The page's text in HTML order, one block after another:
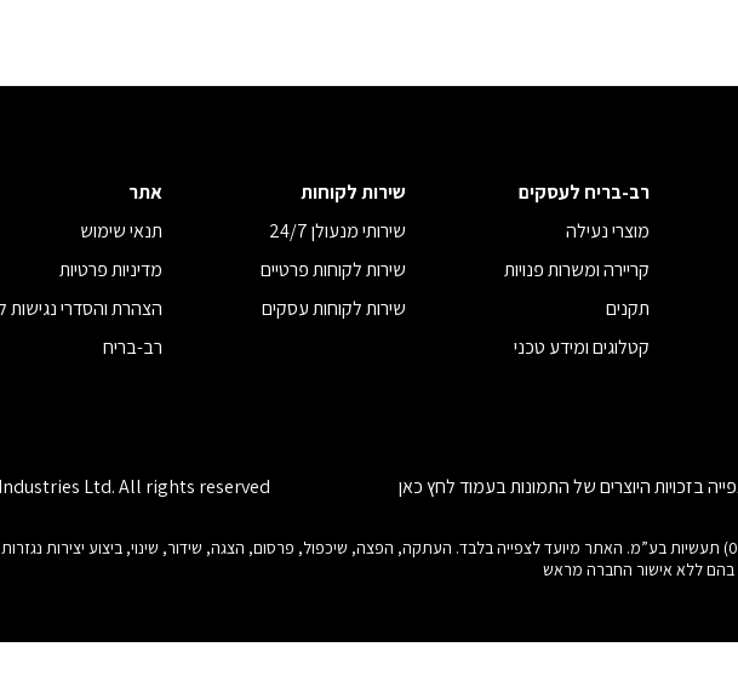
רב-בריח לעסקים
מוצרי נעילה
קריירה ומשרות פנויות
תקנים
קטלוגים ומידע טכני
שירות לקוחות
שירותי מנעולן 24/7
שירות לקוחות פרטיים
שירות לקוחות עסקים
אתר
תנאי שימוש
מדיניות פרטיות
הצהרת והסדרי נגישות
רב-בריח
בזכויות היוצרים של התמונות בעמודלחץ כאן Ltd. All rights reserved
כל זכויות היוצרים בנוגע לכל חלק מאתר זה הינם של רב-בריח (08) תעשיות בע”מ. האתר מיועד לצפייה בלבד. העתקה, הפצה, שיכפול, פרסום, הצגה, שידור, שינוי,
בהם ללא אישור החברה מראש